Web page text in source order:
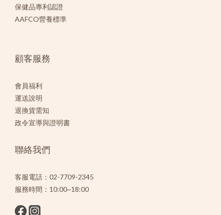
保健品專利認證
AAFCO營養標準
顧客服務
會員福利
運送說明
退換貨需知
政令宣導與證明書
聯絡我們
客服電話：02-7709-2345
服務時間：10:00~18:00